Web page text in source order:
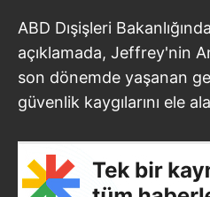
ABD Dışişleri
açıklamada, Jeffrey'nin
son dönemde yaşanan
güvenlik kaygılarını ele